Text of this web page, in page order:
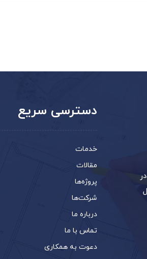
دسترسی سریع
خدمات
مقالات
پروژه‌ها
شرکت‌ها
درباره ما
تماس با ما
دعوت به همکاری